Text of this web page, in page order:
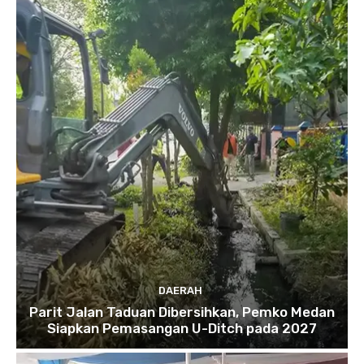
DAERAH
Parit Jalan Taduan Dibersihkan, Pemko Medan
Siapkan Pemasangan U-Ditch pada 2027